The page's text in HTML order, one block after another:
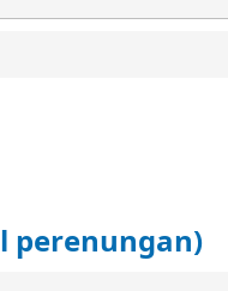
perenungan)